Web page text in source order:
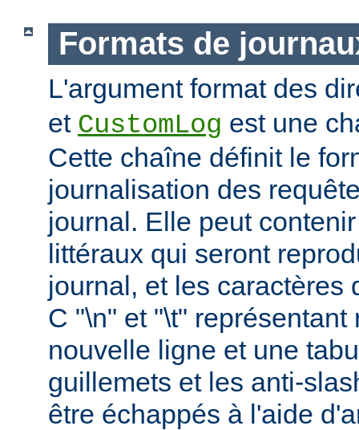
Formats de
L'argument format des
et CustomLog est une
Cette chaîne définit le
journalisation des
journal. Elle peut
littéraux qui seront
journal, et les caractères
C "\n" et "\t"
nouvelle ligne et une
guillemets et les anti-
être échappés à l'aide